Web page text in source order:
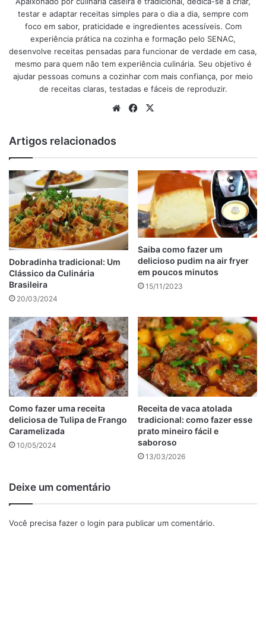
favoritos e levar ao forno.
O resultado será uma carne macia e suculenta que vai
surpreender o seu paladar.
Não perca mais tempo e experimente agora mesmo a
faldinha assada no forno, tenho certeza de que você não
vai se arrepender.
Sem dúvida, essa é uma opção incrível para quem deseja
saborear uma carne de qualidade sem precisar gastar
muito.
Aproveite a praticidade e o sabor irresistível desse prato e
transforme o seu almoço ou jantar em uma verdadeira
experiência gastronômica.
receita de fraldinha assada no
forno
testar e adaptar receitas simples para o dia a dia, sempre com
foco em sabor, praticidade e ingredientes acessíveis. Com
experiência prática na cozinha e formação pelo SENAC,
desenvolve receitas pensadas para funcionar de verdade em casa,
mesmo para quem não tem experiência culinária. Seu objetivo é
ajudar pessoas comuns a cozinhar com mais confiança, por meio
de receitas claras, testadas e fáceis de reproduzir.
WebsiteFacebook
Artigos relacionados
Dobradinha tradicional: Um
Clássico da Culinária
Brasileira
20/03/2024
Saiba como fazer um
delicioso pudim na air fryer
em poucos minutos
15/11/2023
Como fazer uma receita
deliciosa de Tulipa de Frango
Caramelizada
10/05/2024
Receita de vaca atolada
tradicional: como fazer esse
prato mineiro fácil e
saboroso
13/03/2026
Deixe um comentário
Você precisa fazer o login para publicar um comentário.